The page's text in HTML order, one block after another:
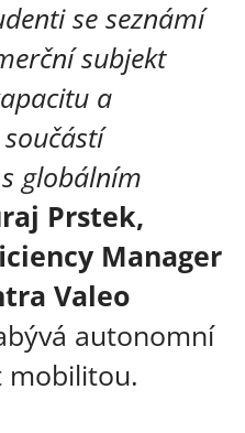
se seznámí
subjekt
a
globálním
Prstek,
Manager
Valeo
autonomní
mobilitou.